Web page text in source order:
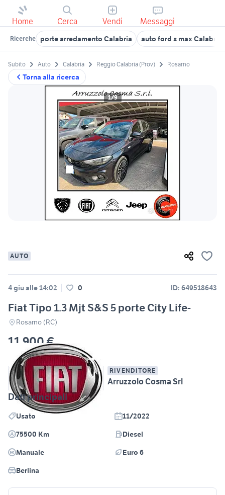
Home Cerca Vendi Messaggi
Ricerche porte arredamento Calabria auto ford s max Calabria
Torna alla ricerca
Subito Auto Calabria Reggio Calabria (Prov) Rosarno
1/9
AUTO
4 giu alle 14:02 0 ID: 649518643
Fiat Tipo 1.3 Mjt S&S 5 porte City Life-
Rosarno (RC)
11.900 €
RIVENDITORE
Arruzzolo Cosma Srl
Dati principali
Usato
11/2022
75500 Km
Diesel
Manuale
Euro 6
Berlina